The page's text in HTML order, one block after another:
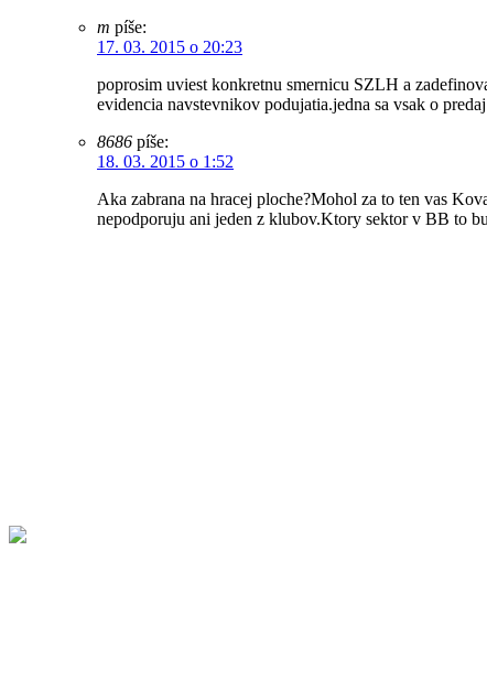
m píše:
17. 03. 2015 o 20:23
poprosim uviest konkretnu smernicu SZLH a
evidencia navstevnikov podujatia.jedna sa vsak o
8686 píše:
18. 03. 2015 o 1:52
Aka zabrana na hracej ploche?Mohol za to ten vas
nepodporuju ani jeden z klubov.Ktory sektor v BB to